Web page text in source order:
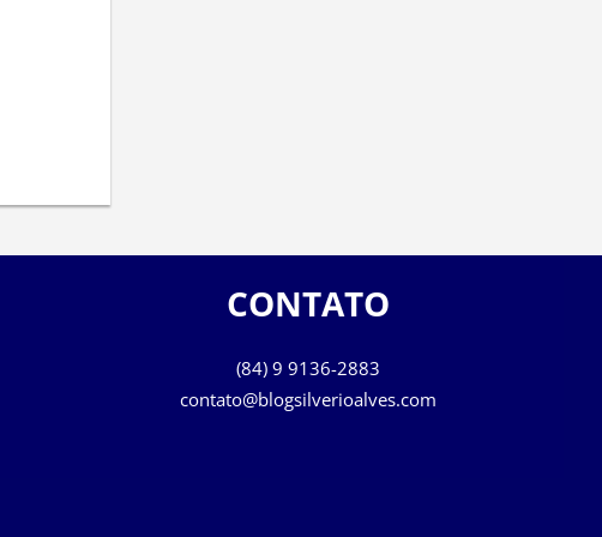
CONTATO
(84) 9 9136-2883
contato@blogsilverioalves.com